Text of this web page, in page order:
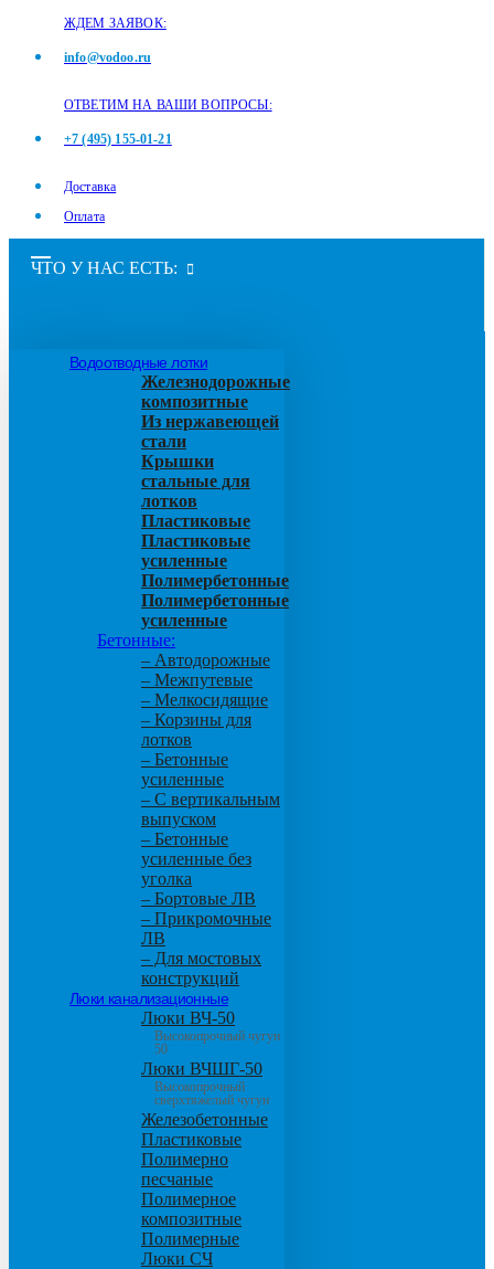
ЖДЕМ ЗАЯВОК:
info@vodoo.ru
ОТВЕТИМ НА ВАШИ ВОПРОСЫ:
+7 (495) 155-01-21
Доставка
Оплата
ЧТО У НАС ЕСТЬ:
Водоотводные лотки
Железнодорожные
композитные
Из нержавеющей
стали
Крышки
стальные для
лотков
Пластиковые
Пластиковые
усиленные
Полимербетонные
Полимербетонные
усиленные
Бетонные:
– Автодорожные
– Межпутевые
– Мелкосидящие
– Корзины для
лотков
– Бетонные
усиленные
– С вертикальным
выпуском
– Бетонные
усиленные без
уголка
– Бортовые ЛВ
– Прикромочные
ЛВ
– Для мостовых
конструкций
Люки канализационные
Люки ВЧ-50
Высокопрочный чугун
50
Люки ВЧШГ-50
Высокопрочный
сверхтяжелый чугун
Железобетонные
Пластиковые
Полимерно
песчаные
Полимерное
композитные
Полимерные
Люки СЧ